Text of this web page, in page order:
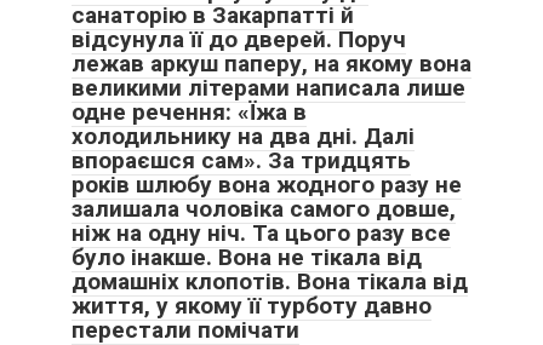
санаторію в Закарпатті й
відсунула її до дверей. Поруч
лежав аркуш паперу, на якому вона
великими літерами написала лише
одне речення: «Їжа в
холодильнику на два дні. Далі
впораєшся сам». За тридцять
років шлюбу вона жодного разу не
залишала чоловіка самого довше,
ніж на одну ніч. Та цього разу все
було інакше. Вона не тікала від
домашніх клопотів. Вона тікала від
життя, у якому її турботу давно
перестали помічати